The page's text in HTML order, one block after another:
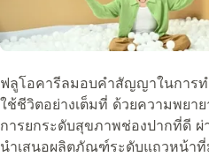
ฟลูโอคารีลมอบคำสัญญาในการ
ใช้ชีวิตอย่างเต็มที่ ด้วยความพยา
การยกระดับสุขภาพช่องปากที่ดี
นำเสนอผลิตภัณฑ์ระดับแถวหน้า